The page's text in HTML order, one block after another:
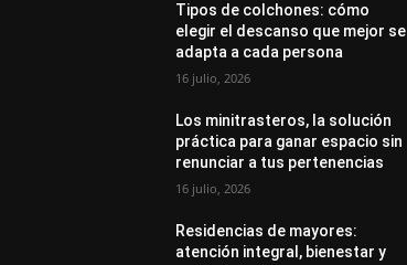
Tipos de colchones: cómo
elegir el descanso que mejor se
adapta a cada persona
16 julio, 2026
Los minitrasteros, la solución
práctica para ganar espacio sin
renunciar a tus pertenencias
16 julio, 2026
Residencias de mayores:
atención integral, bienestar y